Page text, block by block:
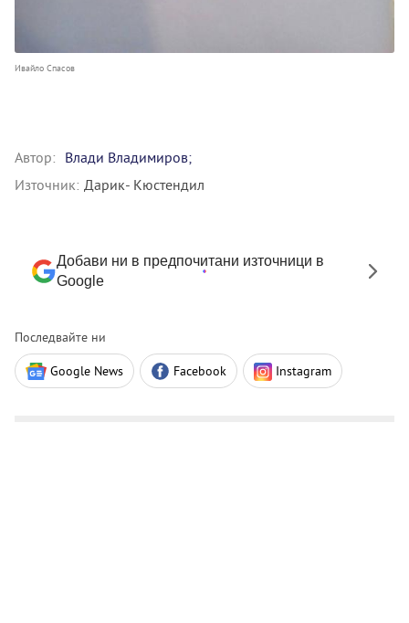
Ивайло Спасов
Автор: Влади Владимиров;
Източник: Дарик- Кюстендил
Добави ни в предпочитани източници в
Google
Последвайте ни
Google News Facebook Instagram